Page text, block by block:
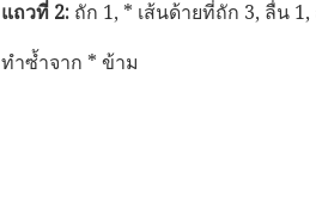
แถวที่ 2: ถัก 1, * เส้นด้ายที่ถัก 3, ลื่น
ทำซ้ำจาก * ข้าม